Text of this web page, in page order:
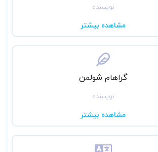
نویسنده
مشاهده بیشتر
گراهام شولمن
نویسنده
مشاهده بیشتر